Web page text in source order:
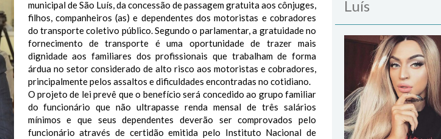
municipal de São Luís, da concessão de passagem gratuita aos cônjuges,
filhos, companheiros (as) e dependentes dos motoristas e cobradores
do transporte coletivo público. Segundo o parlamentar, a gratuidade no
fornecimento de transporte é uma oportunidade de trazer mais
dignidade aos familiares dos profissionais que trabalham de forma
árdua no setor considerado de alto risco aos motoristas e cobradores,
principalmente pelos assaltos e dificuldades encontradas no cotidiano.
O projeto de lei prevê que o benefício será concedido ao grupo familiar
do funcionário que não ultrapasse renda mensal de três salários
mínimos e que seus dependentes deverão ser comprovados pelo
funcionário através de certidão emitida pelo Instituto Nacional de
Luís